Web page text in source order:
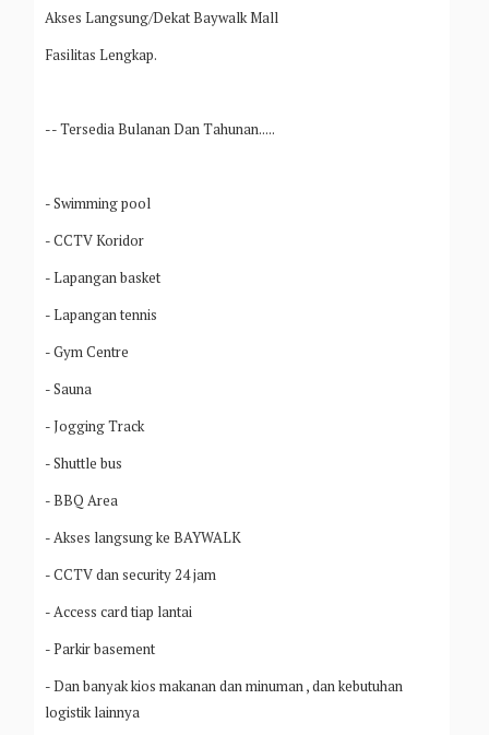
Akses Langsung/Dekat Baywalk Mall
Fasilitas Lengkap.
-- Tersedia Bulanan Dan Tahunan.....
- Swimming pool
- CCTV Koridor
- Lapangan basket
- Lapangan tennis
- Gym Centre
- Sauna
- Jogging Track
- Shuttle bus
- BBQ Area
- Akses langsung ke BAYWALK
- CCTV dan security 24 jam
- Access card tiap lantai
- Parkir basement
- Dan banyak kios makanan dan minuman , dan kebutuhan
logistik lainnya